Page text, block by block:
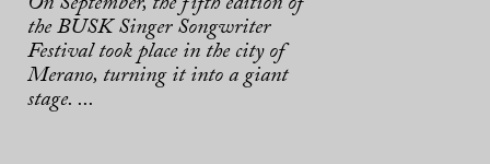
the BUSK Singer Songwriter
Festival took place in the city of
Merano, turning it into a giant
stage. ...